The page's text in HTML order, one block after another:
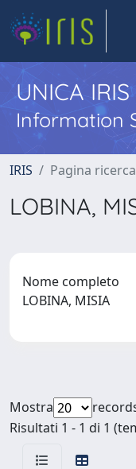
UNICA IRIS
Information
IRIS Pagina
LOBINA,
Nome completo
LOBINA, MISIA
Mostra
Risultati 1 - 1 di 1